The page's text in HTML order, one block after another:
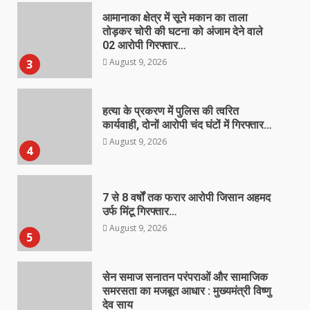
4
हत्या के प्रकरण में पुलिस की त्वरित
कार्यवाही, दोनों आरोपी चंद घंटों में गिरफ्तार…
5
7 से 8 वर्षों तक फरार आरोपी जिसान अहमद
उर्फ मिंटू गिरफ्तार…
August 9, 2026
6
सेन समाज सनातन परंपराओं और सामाजिक
समरसता का मजबूत आधार : मुख्यमंत्री विष्णु
देव साय
August 9, 2026
उप मुख्यमंत्री श्री अरुण साव ने किया
पौधारोपण, बोले हरियाली बढ़ेगी तो पर्यावरण
भी स्वस्थ और सुंदर बनेगा